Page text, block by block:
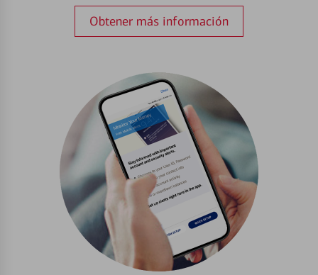
Obtener más información